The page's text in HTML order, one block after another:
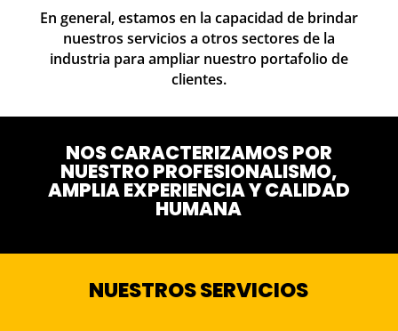
En general, estamos en la capacidad de brindar
nuestros servicios a otros sectores de la
industria para ampliar nuestro portafolio de
clientes.
NOS CARACTERIZAMOS POR
NUESTRO PROFESIONALISMO,
AMPLIA EXPERIENCIA Y CALIDAD
HUMANA
NUESTROS SERVICIOS